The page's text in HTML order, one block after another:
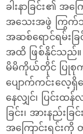
ခါးနာခြင်း၏ အက
အသေးအဖွဲ ကြွက်သ
အဆစ်ရောင်ရမ်းခ
အထိ ဖြစ်နိုင်သည်။ ခ
မိမိကိုယ်တိုင် ပြုစု
ပျောက်ကင်းလေ့
နေလျှင်၊ ပြင်း
ခြင်း၊ အားနည်း
အကြောင်းရင်း